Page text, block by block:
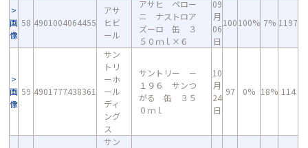
画
像
58 4901004064455
アサ
ヒビ
ール
アサヒ ペロー
ニ ナストロア
ズーロ 缶 ３
５０ｍｌ×６
09
月
06
日
100100% 7% 1197
画
像
59 4901777438361
サン
トリ
ーホ
ール
ディ
ング
ス
サントリー －
１９６ サンつ
がる 缶 ３５
０ｍｌ
10
月
24
日
97 0% 18% 114
サン